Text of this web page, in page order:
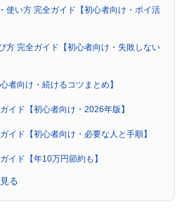
使い方 完全ガイド【初心者向け・ポイ活
方 完全ガイド【初心者向け・失敗しない
者向け・続けるコツまとめ】
イド【初心者向け・2026年版】
イド【初心者向け・必要な人と手順】
イド【年10万円節約も】
る